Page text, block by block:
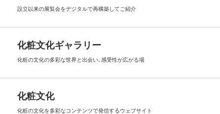
設立以来の展覧会をデジタルで再構築してご紹介
化粧文化ギャラリー
化粧の文化の多彩な世界と出会い､ 感受性が広がる場
化粧文化
化粧の文化を多彩なコンテンツで発信するウェブサイト